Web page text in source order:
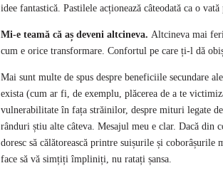
idee fantastică. Pastilele acționează câteodată ca o
Mi-e teamă că aș deveni altcineva. Altcineva mai
cum e orice transformare. Confortul pe care ți-l dă
Mai sunt multe de spus despre beneficiile secundare
exista (cum ar fi, de exemplu, plăcerea de a te
vulnerabilitate în fața străinilor, despre mituri legate
rânduri știu alte câteva. Mesajul meu e clar. Dacă din
doresc să călătorească printre suișurile și coborâșurile
face să vă simțiți împliniți, nu ratați șansa.